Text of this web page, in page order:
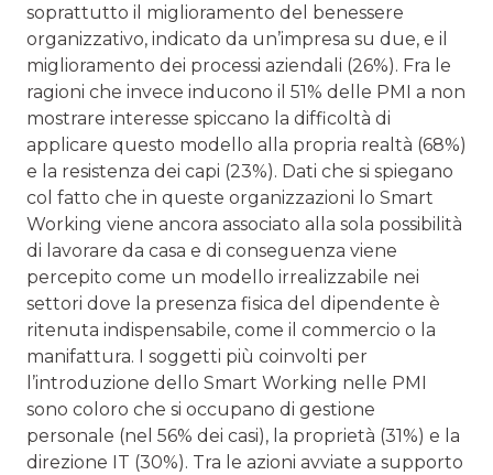
soprattutto il miglioramento del benessere
organizzativo, indicato da un’impresa su due, e il
miglioramento dei processi aziendali (26%). Fra le
ragioni che invece inducono il 51% delle PMI a non
mostrare interesse spiccano la difficoltà di
applicare questo modello alla propria realtà (68%)
e la resistenza dei capi (23%). Dati che si spiegano
col fatto che in queste organizzazioni lo Smart
Working viene ancora associato alla sola possibilità
di lavorare da casa e di conseguenza viene
percepito come un modello irrealizzabile nei
settori dove la presenza fisica del dipendente è
ritenuta indispensabile, come il commercio o la
manifattura. I soggetti più coinvolti per
l’introduzione dello Smart Working nelle PMI
sono coloro che si occupano di gestione
personale (nel 56% dei casi), la proprietà (31%) e la
direzione IT (30%). Tra le azioni avviate a supporto